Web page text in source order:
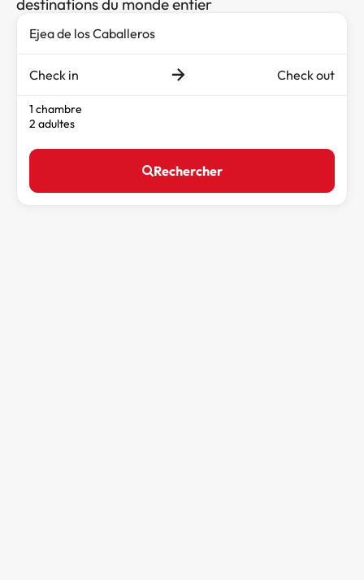
Check in Check out
1 chambre
2 adultes
Rechercher